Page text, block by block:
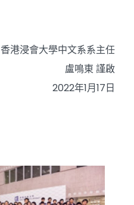
香港浸會大學中文系系主任
盧鳴東 謹啟
2022年1月17日